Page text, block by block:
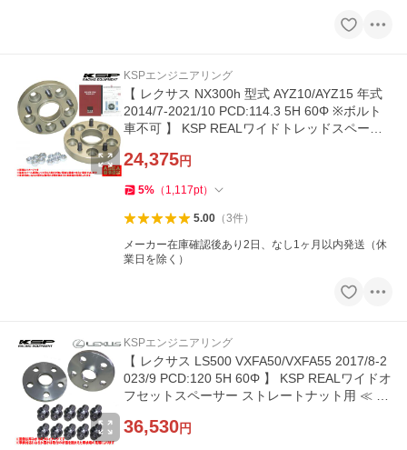
KSPエンジニアリング
【 レクサス NX300h 型式 AYZ10/AYZ15 年式
2014/7-2021/10 PCD:114.3 5H 60Φ ※ボルト
車不可 】 KSP REALワイドトレッドスペーサ
24,375円
5% （ 1,117pt）
5.00（3件）
メーカー在庫確認後あり2日、なし1ヶ月以内発送（休
業日を除く）
KSPエンジニアリング
【 レクサス LS500 VXFA50/VXFA55 2017/8-2
023/9 PCD:120 5H 60Φ 】 KSP REALワイドオ
フセットスペーサー ストレートナット用 ≪ 15
36,530円